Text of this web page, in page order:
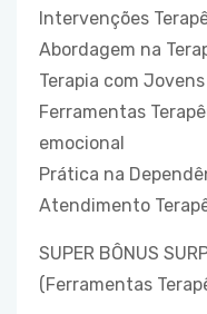
Intervenções
Abordagem na
Terapia com
Ferramentas
emocional
Prática na
Atendimento
SUPER BÔNUS
(Ferramentas